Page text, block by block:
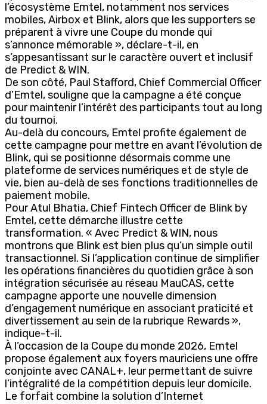
l’écosystème Emtel, notamment nos services
mobiles, Airbox et Blink, alors que les supporters se
préparent à vivre une Coupe du monde qui
s’annonce mémorable », déclare-t-il, en
s’appesantissant sur le caractère ouvert et inclusif
de Predict & WIN.
De son côté, Paul Stafford, Chief Commercial Officer
d’Emtel, souligne que la campagne a été conçue
pour maintenir l’intérêt des participants tout au long
du tournoi.
Au-delà du concours, Emtel profite également de
cette campagne pour mettre en avant l’évolution de
Blink, qui se positionne désormais comme une
plateforme de services numériques et de style de
vie, bien au-delà de ses fonctions traditionnelles de
paiement mobile.
Pour Atul Bhatia, Chief Fintech Officer de Blink by
Emtel, cette démarche illustre cette
transformation. « Avec Predict & WIN, nous
montrons que Blink est bien plus qu’un simple outil
transactionnel. Si l’application continue de simplifier
les opérations financières du quotidien grâce à son
intégration sécurisée au réseau MauCAS, cette
campagne apporte une nouvelle dimension
d’engagement numérique en associant praticité et
divertissement au sein de la rubrique Rewards »,
indique-t-il.
À l’occasion de la Coupe du monde 2026, Emtel
propose également aux foyers mauriciens une offre
conjointe avec CANAL+, leur permettant de suivre
l’intégralité de la compétition depuis leur domicile.
Le forfait combine la solution d’Internet